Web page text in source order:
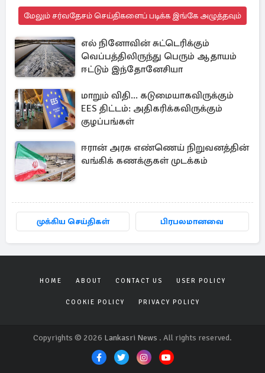
மேலும் சர்வதேசம் செய்திகளைப் படிக்க இங்கே அழுத்தவும்
எல் நினோவின் சுட்டெரிக்கும்
வெப்பத்திலிருந்து பெரும் ஆதாயம்
ஈட்டும் இந்தோனேசியா
மாறும் விதி... கடுமையாகவிருக்கும்
EES திட்டம்: அதிகரிக்கவிருக்கும்
குழப்பங்கள்
ஈரான் அரசு எண்ணெய் நிறுவனத்தின்
வங்கிக் கணக்குகள் முடக்கம்
முக்கிய செய்திகள் பிரபலமானவை
HOME ABOUT CONTACT US USER POLICY
COOKIE POLICY PRIVACY POLICY
Copyrights © 2026 Lankasri News . All rights reserved.